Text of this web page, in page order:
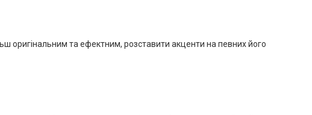
оригінальним та ефектним, розставити акценти на певних його